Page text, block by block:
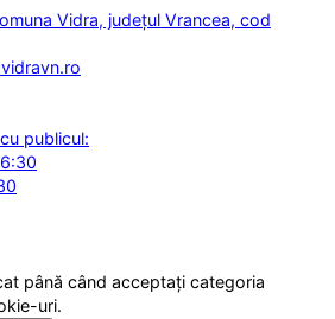
Vidra, județul Vrancea, cod
publicul:
până când acceptați categoria
uri.